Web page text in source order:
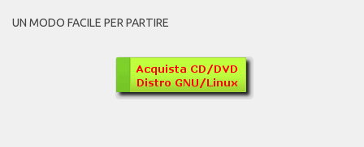
UN MODO FACILE PER PARTIRE